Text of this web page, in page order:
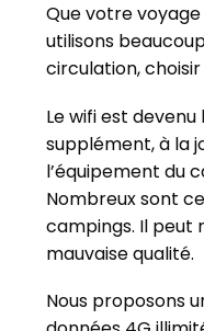
Que votre
utilisons
circulation,
Le wifi est
supplément, à la
l’équipement du
Nombreux sont
campings. Il peut
mauvaise qualité.
Nous proposons